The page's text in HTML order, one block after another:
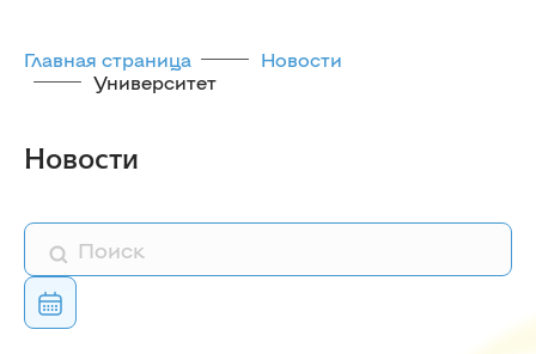
Главная страница
Новости
Университет
Новости